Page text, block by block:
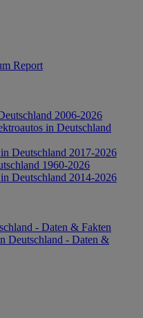
Report
2006-2026
in Deutschland
Deutschland 2017-2026
1960-2026
Deutschland 2014-2026
- Daten & Fakten
Deutschland - Daten &